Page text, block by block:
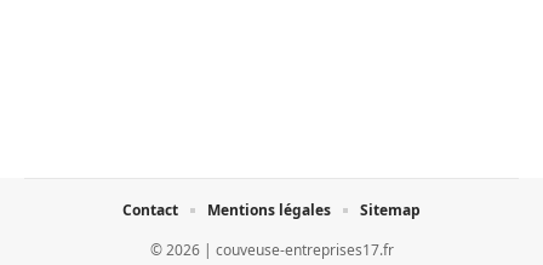
© 2026 | couveuse-entreprises17.fr
Contact Mentions légales Sitemap